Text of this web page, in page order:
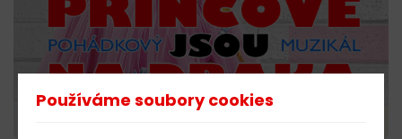
Používáme soubory cookies